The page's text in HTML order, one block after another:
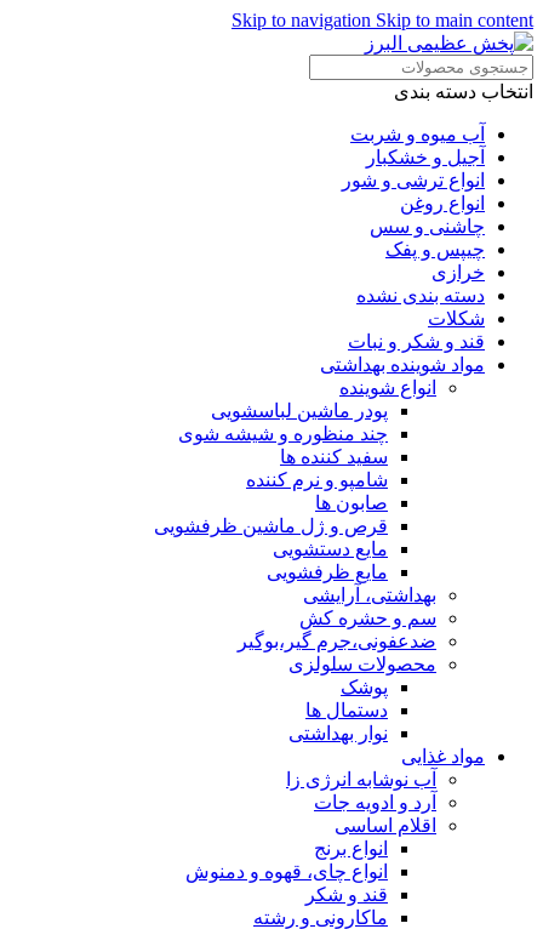
Skip to navigation Skip to main content
انتخاب دسته بندی
آب میوه و شربت
آجیل و خشکبار
انواع ترشی و شور
انواع روغن
چاشنی و سس
چیپس و پفک
خرازی
دسته بندی نشده
شکلات
قند و شکر و نبات
مواد شوینده بهداشتی
انواع شوینده
پودر ماشین لباسشویی
چند منظوره و شیشه شوی
سفید کننده ها
شامپو و نرم کننده
صابون ها
قرص و ژل ماشین ظرفشویی
مایع دستشویی
مایع ظرفشویی
بهداشتی، آرایشی
سم و حشره کش
ضدعفونی،جرم گیر،بوگیر
محصولات سلولزی
پوشک
دستمال ها
نوار بهداشتی
مواد غذایی
آب نوشابه انرژی زا
آرد و ادویه جات
اقلام اساسی
انواع برنج
انواع چای، قهوه و دمنوش
قند و شکر
ماکارونی و رشته